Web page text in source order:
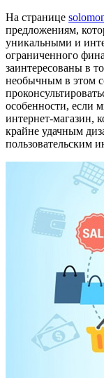
На странице
предложениям,
уникальными и
ограниченного
заинтересованы в
необычным в этом
особенности, если
интернет-магазин,
крайне удачным
пользовательским